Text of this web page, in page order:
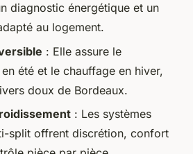
diagnostic énergétique et un
au logement.
: Elle assure le
été et le chauffage en hiver,
doux de Bordeaux.
: Les systèmes
split offrent discrétion, confort